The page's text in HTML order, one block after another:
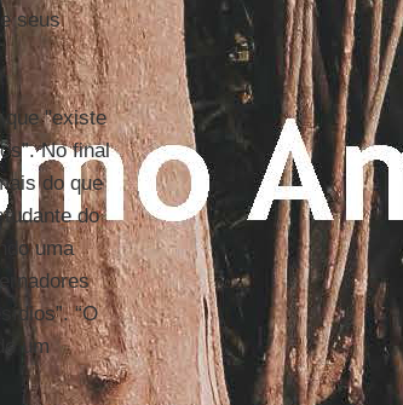
seus
"existe
No final
do que
do
uma
“O
um